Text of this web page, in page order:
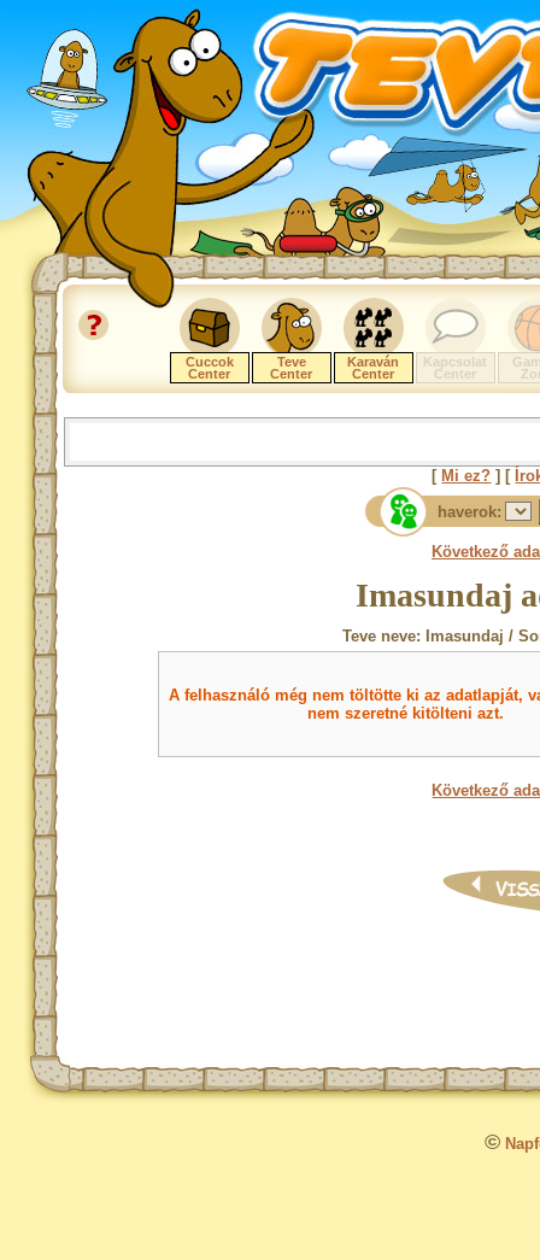
Cuccok
Center
Teve
Center
Karaván
Center
Kapcsolat
Center
[ Mi ez? ] [
haverok:
Következő
Imasundaj
Teve neve: Imasundaj /
A felhasználó még nem töltötte ki az adatlapját,
nem szeretné kitölteni azt.
Következő
©